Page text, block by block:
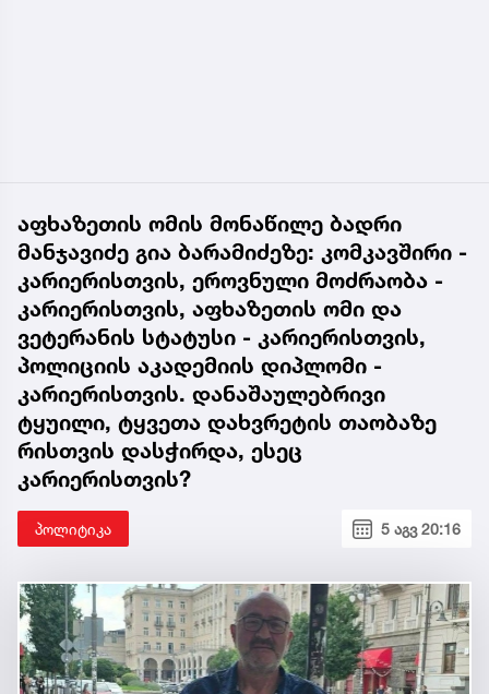
აფხაზეთის ომის მონაწილე ბადრი
მანჯავიძე გია ბარამიძეზე: კომკავშირი -
კარიერისთვის, ეროვნული მოძრაობა -
კარიერისთვის, აფხაზეთის ომი და
ვეტერანის სტატუსი - კარიერისთვის,
პოლიციის აკადემიის დიპლომი -
კარიერისთვის. დანაშაულებრივი
ტყუილი, ტყვეთა დახვრეტის თაობაზე
რისთვის დასჭირდა, ესეც
კარიერისთვის?
პოლიტიკა 5 აგვ 20:16